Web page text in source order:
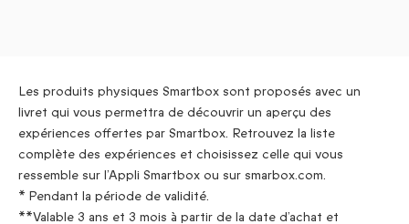
Les produits physiques Smartbox sont proposés avec un
livret qui vous permettra de découvrir un aperçu des
expériences offertes par Smartbox. Retrouvez la liste
complète des expériences et choisissez celle qui vous
ressemble sur l’Appli Smartbox ou sur smarbox.com.
* Pendant la période de validité.
**Valable 3 ans et 3 mois à partir de la date d’achat et